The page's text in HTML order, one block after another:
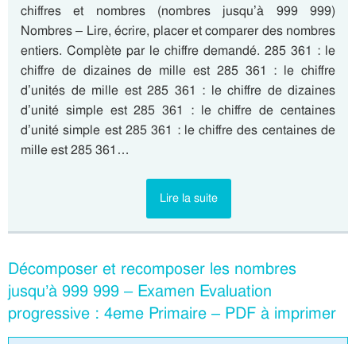
chiffres et nombres (nombres jusqu’à 999 999)
Nombres – Lire, écrire, placer et comparer des nombres
entiers. Complète par le chiffre demandé. 285 361 : le
chiffre de dizaines de mille est 285 361 : le chiffre
d’unités de mille est 285 361 : le chiffre de dizaines
d’unité simple est 285 361 : le chiffre de centaines
d’unité simple est 285 361 : le chiffre des centaines de
mille est 285 361…
Lire la suite
Décomposer et recomposer les nombres
jusqu’à 999 999 – Examen Evaluation
progressive : 4eme Primaire – PDF à imprimer